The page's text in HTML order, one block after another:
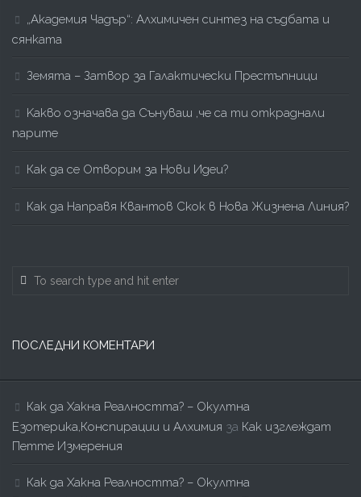
„Академия Чадър“: Алхимичен синтез на съдбата и
сянката
Земята – Затвор за Галактически Престъпници
Kакво означава да Сънуваш ,че са ти откраднали
парите
Как да се Отворим за Нови Идеи?
Как да Направя Квантов Скок в Нова Жизнена Линия?
ПОСЛЕДНИ КОМЕНТАРИ
Как да Хакна Реалността? – Окултна
Езотерика,Конспирации и Алхимия за Как изглеждат
Петте Измерения
Как да Хакна Реалността? – Окултна